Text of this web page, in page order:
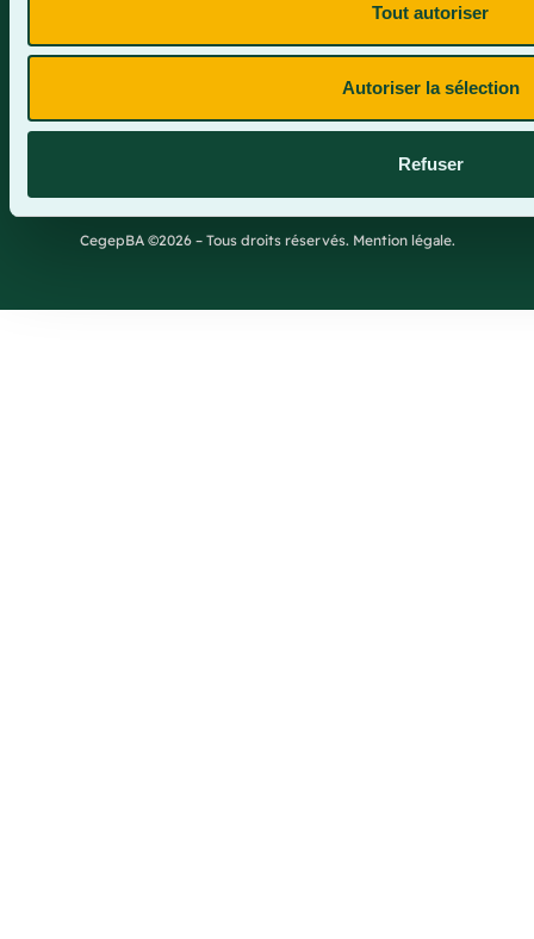
Tout autoriser
Autoriser la sélection
Refuser
CegepBA ©2026 – Tous droits réservés. Mention légale.